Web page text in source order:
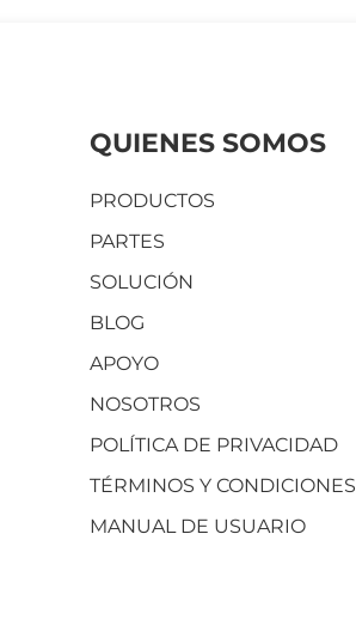
QUIENES SOMOS
PRODUCTOS
PARTES
SOLUCIÓN
BLOG
APOYO
NOSOTROS
POLÍTICA DE PRIVACIDAD
TÉRMINOS Y CONDICIONES
MANUAL DE USUARIO